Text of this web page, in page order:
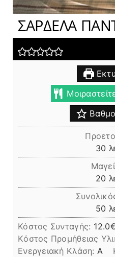
ΣΑΡΔΕΛΑ
30
20
50
Κόστος Συνταγής: 12.0€
Kόστος Προμήθειας
Ενεργειακή Κλάση: A